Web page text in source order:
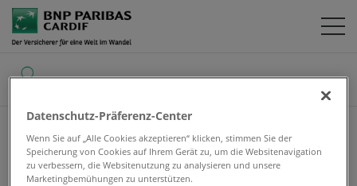
Home Über Uns Geschäftsberichte
Datenschutz-Präferenz-Center
Wenn Sie auf „Alle Cookies akzeptieren“ klicken, stimmen Sie der
Speicherung von Cookies auf Ihrem Gerät zu, um die Websitenavigation
zu verbessern, die Websitenutzung zu analysieren und unsere
Marketingbemühungen zu unterstützen.